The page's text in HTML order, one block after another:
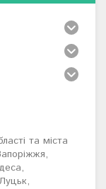
та міста